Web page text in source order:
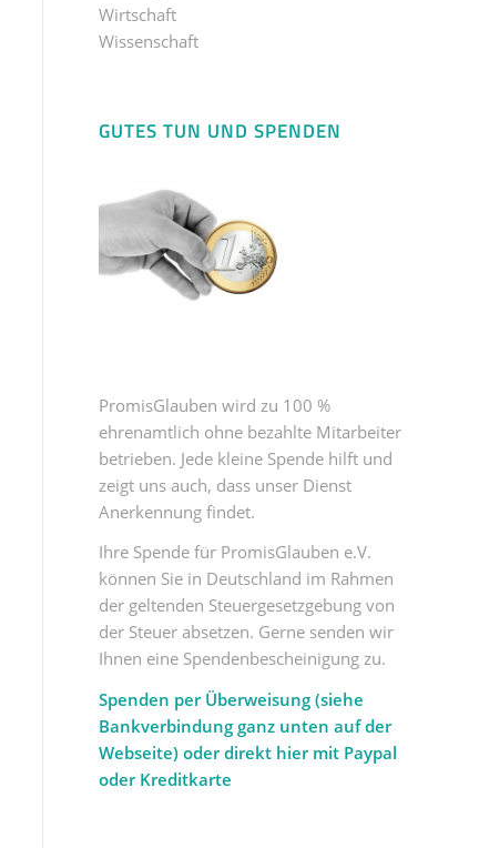
Wirtschaft
Wissenschaft
GUTES TUN UND SPENDEN
PromisGlauben wird zu 100 %
ehrenamtlich ohne bezahlte Mitarbeiter
betrieben. Jede kleine Spende hilft und
zeigt uns auch, dass unser Dienst
Anerkennung findet.
Ihre Spende für PromisGlauben e.V.
können Sie in Deutschland im Rahmen
der geltenden Steuergesetzgebung von
der Steuer absetzen. Gerne senden wir
Ihnen eine Spendenbescheinigung zu.
Spenden per Überweisung (siehe
Bankverbindung ganz unten auf der
Webseite) oder direkt hier mit Paypal
oder Kreditkarte